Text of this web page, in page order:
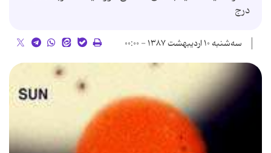
درج
سه‌شنبه ۱۰ اردیبهشت ۱۳۸۷ - ۰۰:۰۰